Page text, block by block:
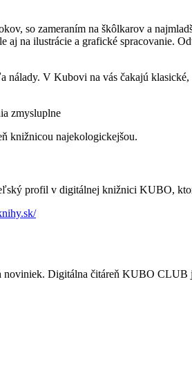
so zameraním na škôlkarov a
na ilustrácie a grafické spracovanie.
nálady. V Kubovi na vás čakajú
zmysluplne
knižnicou najekologickejšou.
profil v digitálnej knižnici KUBO,
Digitálna čitáreň KUBO